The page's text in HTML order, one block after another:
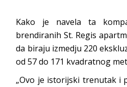
Kako je navela ta
brendiranih St. Regis
da biraju izmedju 220
od 57 do 171 kvadratnog
„Ovo je istorijski trenutak i